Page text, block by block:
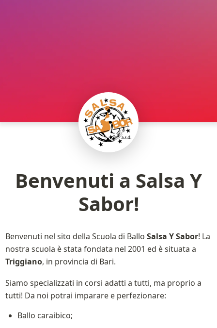
Benvenuti a Salsa Y
Sabor!
Benvenuti nel sito della Scuola di Ballo Salsa Y Sabor! La
Triggiano, in provincia di Bari.
Siamo specializzati in corsi adatti a tutti, ma proprio a
tutti! Da noi potrai imparare e perfezionare:
Ballo caraibico;